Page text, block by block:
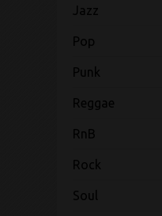
Jazz
Pop
Punk
Reggae
RnB
Rock
Soul